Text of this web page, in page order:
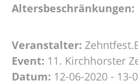
Altersbeschränkungen:
Veranstalter:
Event: 11. Kirchhorster
Datum: 12-06-2020 - 13-